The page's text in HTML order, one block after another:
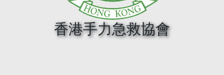
香港手力急救協會